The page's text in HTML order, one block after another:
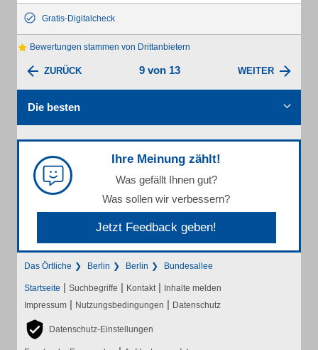
Gratis-Digitalcheck
Bewertungen stammen von Drittanbietern
ZURÜCK 9 von 13 WEITER
Die besten
Ihre Meinung zählt!
Was gefällt Ihnen gut?
Was sollen wir verbessern?
Jetzt Feedback geben!
Das Örtliche Berlin Berlin Bundesallee
Startseite | Suchbegriffe | Kontakt | Inhalte melden
Impressum | Nutzungsbedingungen | Datenschutz
Datenschutz-Einstellungen